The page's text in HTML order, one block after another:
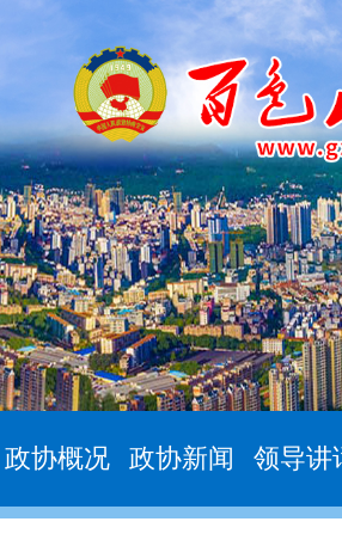
政协概况 政协新闻 领导讲